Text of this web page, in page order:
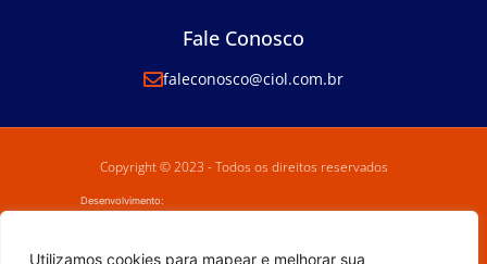
Utilizamos cookies para mapear e melhorar sua
Fale Conosco
faleconosco@ciol.com.br
Copyright © 2023 - Todos os direitos reservados
Desenvolvimento: